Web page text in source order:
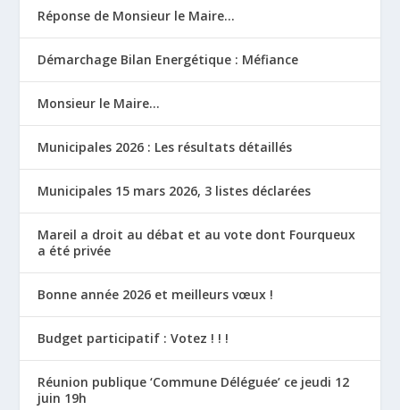
Réponse de Monsieur le Maire…
Démarchage Bilan Energétique : Méfiance
Monsieur le Maire…
Municipales 2026 : Les résultats détaillés
Municipales 15 mars 2026, 3 listes déclarées
Mareil a droit au débat et au vote dont Fourqueux
a été privée
Bonne année 2026 et meilleurs vœux !
Budget participatif : Votez ! ! !
Réunion publique ‘Commune Déléguée’ ce jeudi 12
juin 19h